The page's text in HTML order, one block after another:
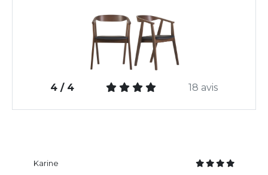
4 / 4 18 avis
Karine